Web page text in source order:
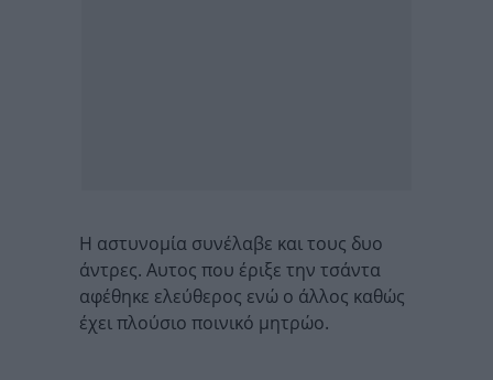
Η αστυνομία συνέλαβε και τους δυο
άντρες. Αυτος που έριξε την τσάντα
αφέθηκε ελεύθερος ενώ ο άλλος καθώς
έχει πλούσιο ποινικό μητρώο.